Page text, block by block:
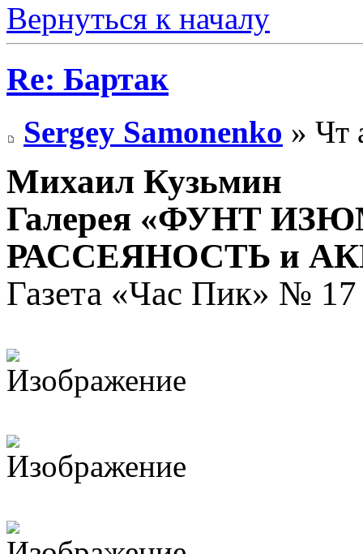
Вернуться к началу
Re: Бартак
Sergey Samonenko » Чт
Михаил Кузьмин
Галерея «ФУНТ
РАССЕЯНОСТЬ и
Газета «Час Пик» №